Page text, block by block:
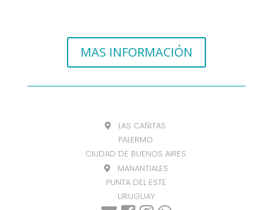
MAS INFORMACIÓN
LAS CAÑITAS
PALERMO
CIUDAD DE BUENOS AIRES
MANANTIALES
PUNTA DEL ESTE
URUGUAY